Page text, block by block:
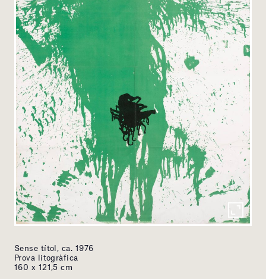
Sense títol, ca. 1976
Prova litogràfica
160 x 121,5 cm